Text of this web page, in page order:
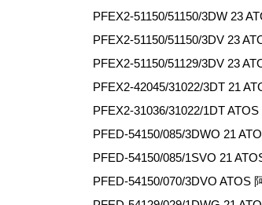
PFEX2-51150/51150/3DW 23
PFEX2-51150/51150/3DV 23
PFEX2-51150/51129/3DV 23
PFEX2-42045/31022/3DT 21
PFEX2-31036/31022/1DT
PFED-54150/085/3DWO 21
PFED-54150/085/1SVO 21
PFED-54150/070/3DVO ATOS